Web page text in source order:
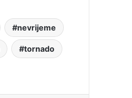
nevrijeme
tornado